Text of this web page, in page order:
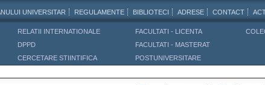
UNIVERSITAR REGULAMENTE BIBLIOTECI ADRESE CONTACT
RELATII INTERNATIONALE
DPPD
CERCETARE STIINTIFICA
FACULTATI - LICENTA
FACULTATI - MASTERAT
POSTUNIVERSITARE